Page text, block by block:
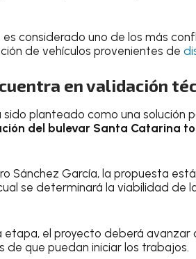
considerado uno de los más
de vehículos provenientes de
en validación
planteado como una solución
del bulevar Santa Catarina
Sánchez García, la propuesta
se determinará la viabilidad de
etapa, el proyecto deberá
de que puedan iniciar los trabajos.